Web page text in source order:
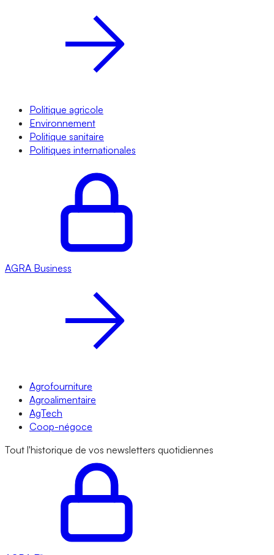
Politique agricole
Environnement
Politique sanitaire
Politiques internationales
AGRA Business
Agrofourniture
Agroalimentaire
AgTech
Coop-négoce
Tout l'historique de vos newsletters quotidiennes